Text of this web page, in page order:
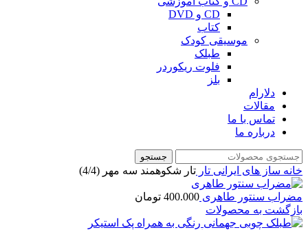
CD و DVD
کتاب
موسیقی کودک
طبلک
فلوت ریکوردر
بلز
دلارام
مقالات
تماس با ما
درباره ما
جستجو
خانه ساز های ایرانی تار تار شکوهمند سه مهر (4/4)
مضراب سنتور طاهری 400.000 تومان
بازگشت به محصولات